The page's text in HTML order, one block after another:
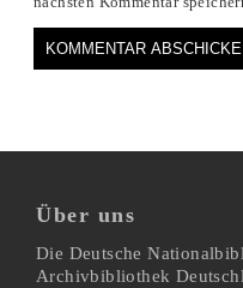
Über uns
Die Deutsche
Archivbibliothek